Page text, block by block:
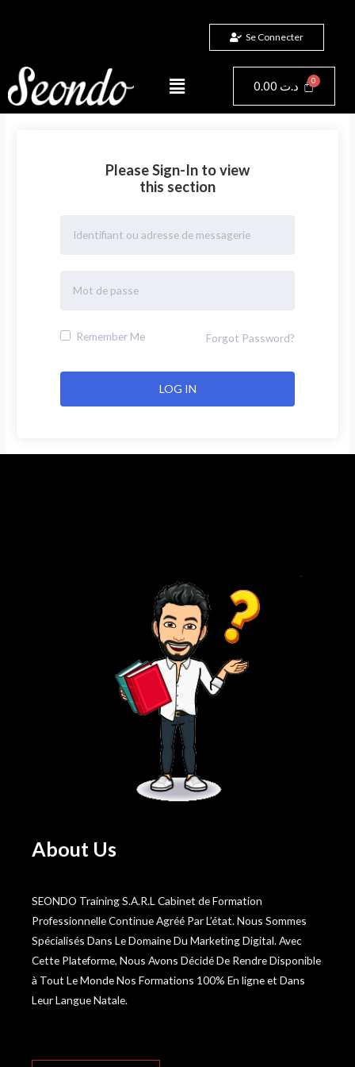
Se Connecter
Menu 0.00 د.ت Panier
Please Sign-In to view
this section
Remember Me Forgot Password?
About Us
SEONDO Training S.A.R.L Cabinet de Formation
Professionnelle Continue Agréé Par L’état. Nous Sommes
Spécialisés Dans Le Domaine Du Marketing Digital. Avec
Cette Plateforme, Nous Avons Décidé De Rendre Disponible
à Tout Le Monde Nos Formations 100% En ligne et Dans
Leur Langue Natale.